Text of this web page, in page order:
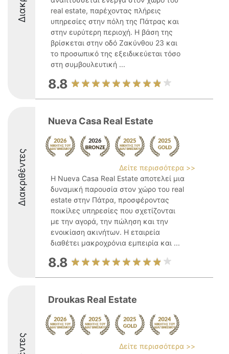
real estate, παρέχοντας πλήρεις
υπηρεσίες στην πόλη της Πάτρας και
στην ευρύτερη περιοχή. Η βάση της
βρίσκεται στην οδό Ζακύνθου 23 και
το προσωπικό της εξειδικεύεται τόσο
στη συμβουλευτική ...
8.8
Διακριθέντες
Nueva Casa Real Estate
Δείτε περισσότερα >>
Η Nueva Casa Real Estate αποτελεί μια
δυναμική παρουσία στον χώρο του real
estate στην Πάτρα, προσφέροντας
ποικίλες υπηρεσίες που σχετίζονται
με την αγορά, την πώληση και την
ενοικίαση ακινήτων. Η εταιρεία
διαθέτει μακροχρόνια εμπειρία και ...
8.8
Droukas Real Estate
Δείτε περισσότερα >>